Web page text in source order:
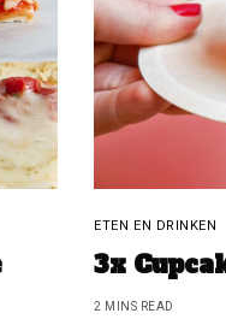
ETEN EN DRINKEN
3x
2 MINS READ